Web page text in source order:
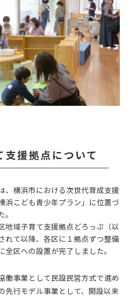
支援拠点について
、横浜市における次世代育成支援
浜こども青少年プラン」に位置づ
地域子育て支援拠点どろっぷ（以
れて以降、各区に１拠点ずつ整備
全区への設置が完了しました。
働事業として民設民営方式で進め
先行モデル事業として、開設以来